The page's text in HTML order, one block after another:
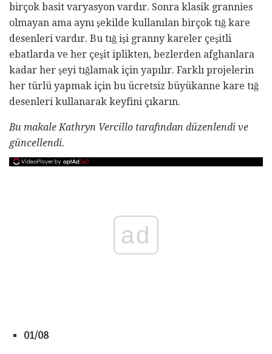
birçok basit varyasyon vardır. Sonra klasik grannies
olmayan ama aynı şekilde kullanılan birçok tığ kare
desenleri vardır. Bu tığ işi granny kareler çeşitli
ebatlarda ve her çeşit iplikten, bezlerden afghanlara
kadar her şeyi tığlamak için yapılır. Farklı projelerin
her türlü yapmak için bu ücretsiz büyükanne kare tığ
desenleri kullanarak keyfini çıkarın.
Bu makale Kathryn Vercillo tarafından düzenlendi ve
güncellendi.
ad
01/08